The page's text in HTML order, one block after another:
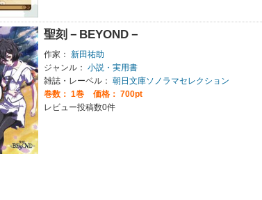
聖刻－BEYOND－
作家： 新田祐助
ジャンル： 小説・実用書
雑誌・レーベル： 朝日文庫ソノラマセレクション
巻数： 1巻
価格： 700pt
レビュー投稿数0件